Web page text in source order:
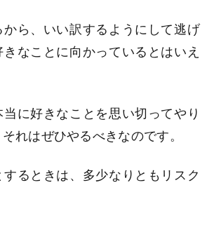
ら、いい訳するようにして逃げ
なことに向かっているとはいえ
に好きなことを思い切ってやり
れはぜひやるべきなのです。
るときは、多少なりともリスク